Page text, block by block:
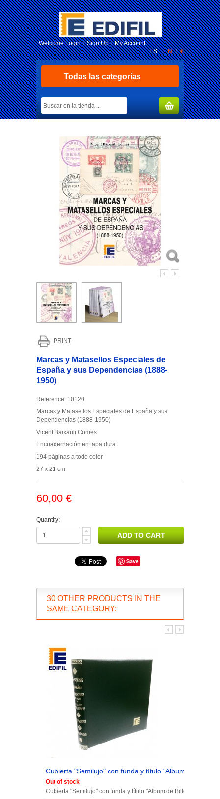
€
ES EN
WelcomeLogin Sign Up My Account
Todas las categorías
MY CART(0)
PRINT
Marcas y Matasellos Especiales de
España y sus Dependencias (1888-
1950)
Reference: 10120
Marcas y Matasellos Especiales de España y sus
Dependencias (1888-1950)
Vicent Baixauli Comes
Encuadernación en tapa dura
194 páginas a todo color
27 x 21 cm
60,00 €
Quantity:
Save
30 OTHER PRODUCTS IN THE
SAME CATEGORY:
Cubierta "Semilujo" con funda y título "Album de
Out of stock
Cubierta "Semilujo" con funda y título "Album de Billetes España"